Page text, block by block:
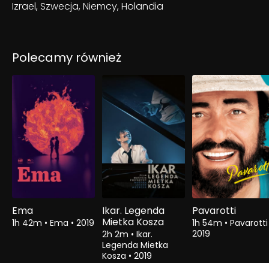
Izrael, Szwecja, Niemcy, Holandia
Polecamy również
Ema
1h 42m • Ema • 2019
Ikar. Legenda
Mietka Kosza
2h 2m • Ikar.
Legenda Mietka
Kosza • 2019
Pavarotti
1h 54m •
2019